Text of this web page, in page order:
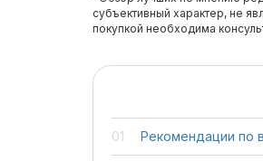
субъективный характер, не
покупкой необходима
Рекомендации по